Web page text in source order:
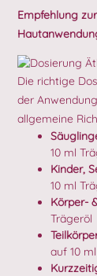
Empfehlung
Die richtige
der
allgemeine
10 ml
Kinder,
10 ml
Körper-
Trägeröl
auf 10